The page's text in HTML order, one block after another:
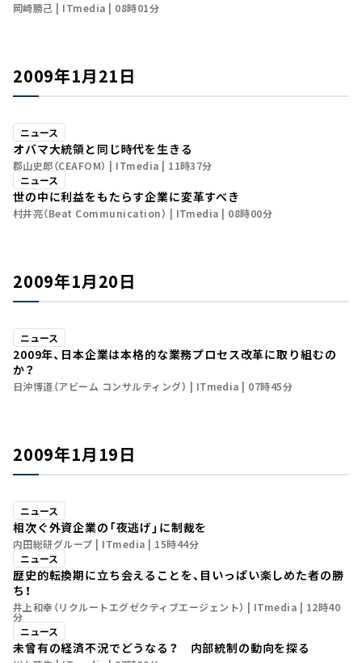
岡崎勝己 ITmedia 08時01分
2009年1月21日
ニュース
オバマ大統領と同じ時代を生きる
郡山史郎（CEAFOM） ITmedia
11時37分
ニュース
世の中に利益をもたらす企業に変革すべき
村井亮（Beat Communication） ITmedia 08時00分
2009年1月20日
ニュース
2009年、日本企業は本格的な業務プロセス改革に取り組むの
か？
日沖博道（アビーム コンサルティング） ITmedia 07時45分
2009年1月19日
ニュース
相次ぐ外資企業の「夜逃げ」に制裁を
内田総研グループ ITmedia
15時44分
ニュース
歴史的転換期に立ち会えることを、目いっぱい楽しめた者の勝
ち！
井上和幸（リクルートエグゼクティブエージェント） ITmedia 12時40
分
ニュース
未曾有の経済不況でどうなる？ 内部統制の動向を探る